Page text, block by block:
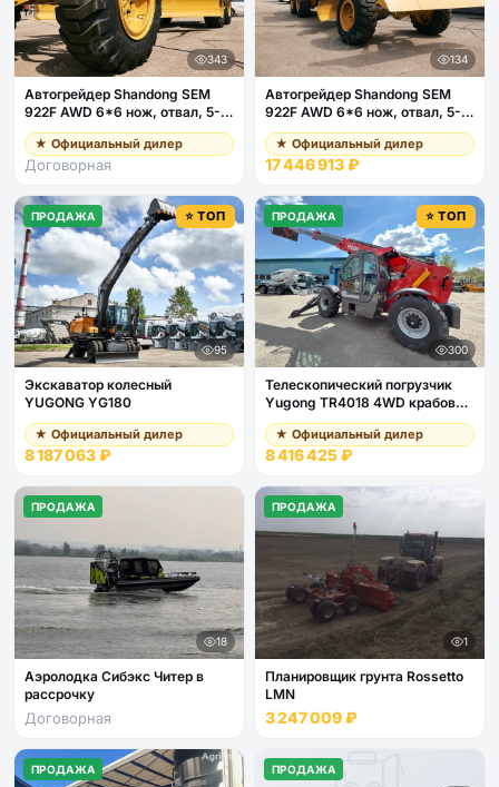
343
Автогрейдер Shandong SEM
922F AWD 6*6 нож, отвал, 5-
ти стоечный рыхлитель
★ Официальный дилер
Договорная
134
Автогрейдер Shandong SEM
922F AWD 6*6 нож, отвал, 5-
ти стоечный рыхлитель
★ Официальный дилер
17 446 913 ₽
ПРОДАЖА ⭐ ТОП
95
Экскаватор колесный
YUGONG YG180
★ Официальный дилер
8 187 063 ₽
ПРОДАЖА ⭐ ТОП
300
Телескопический погрузчик
Yugong TR4018 4WD крабовый
ход гп 4 тонны высота 18м с
ковшом 2,2м3
★ Официальный дилер
8 416 425 ₽
ПРОДАЖА
18
Аэролодка Сибэкс Читер в
рассрочку
Договорная
ПРОДАЖА
1
Планировщик грунта Rossetto
LMN
3 247 009 ₽
ПРОДАЖА
ПРОДАЖА